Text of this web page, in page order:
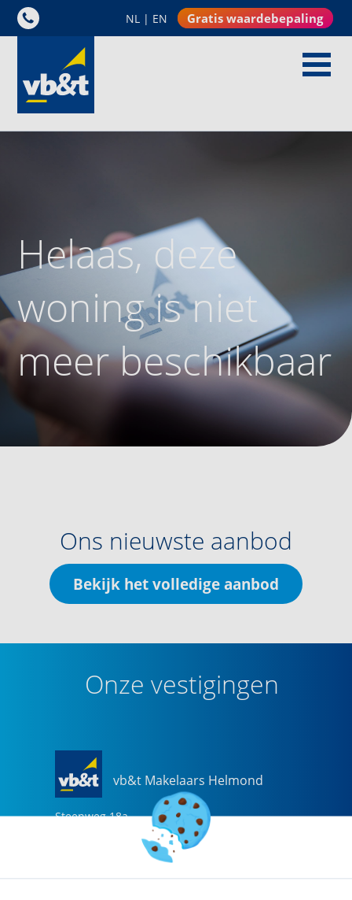
NL | EN Gratis waardebepaling
Helaas, deze
woning is niet
meer beschikbaar
Ons nieuwste aanbod
Bekijk het volledige aanbod
Onze vestigingen
vb&t Makelaars Helmond
Steenweg 18a
helmond@vbtmakelaars.nl